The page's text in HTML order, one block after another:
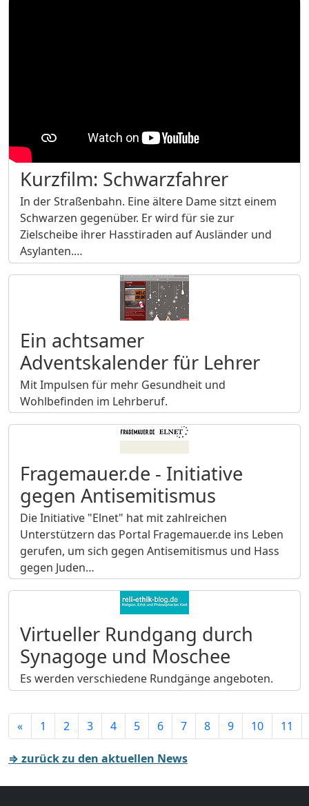
Kurzfilm: Schwarzfahrer
In der Straßenbahn. Eine ältere Dame sitzt einem
Schwarzen gegenüber. Er wird für sie zur
Zielscheibe ihrer Hasstiraden auf Ausländer und
Asylanten.…
Ein achtsamer
Adventskalender für Lehrer
Mit Impulsen für mehr Gesundheit und
Wohlbefinden im Lehrberuf.
Fragemauer.de - Initiative
gegen Antisemitismus
Die Initiative "Elnet" hat mit zahlreichen
Unterstützern das Portal Fragemauer.de ins Leben
gerufen, um sich gegen Antisemitismus und Hass
gegen Juden…
Virtueller Rundgang durch
Synagoge und Moschee
Es werden verschiedene Rundgänge angeboten.
« 1 2 3 4 5 6 7 8 9 10 11
⇒ zurück zu den aktuellen News